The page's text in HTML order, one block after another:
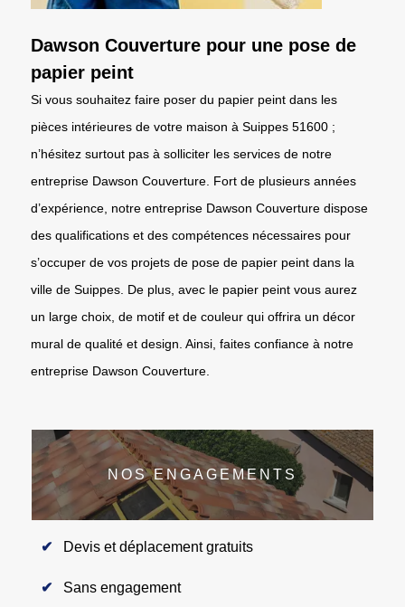
Dawson Couverture pour une pose de
papier peint
Si vous souhaitez faire poser du papier peint dans les
pièces intérieures de votre maison à Suippes 51600 ;
n’hésitez surtout pas à solliciter les services de notre
entreprise Dawson Couverture. Fort de plusieurs années
d’expérience, notre entreprise Dawson Couverture dispose
des qualifications et des compétences nécessaires pour
s’occuper de vos projets de pose de papier peint dans la
ville de Suippes. De plus, avec le papier peint vous aurez
un large choix, de motif et de couleur qui offrira un décor
mural de qualité et design. Ainsi, faites confiance à notre
entreprise Dawson Couverture.
NOS ENGAGEMENTS
Devis et déplacement gratuits
Sans engagement